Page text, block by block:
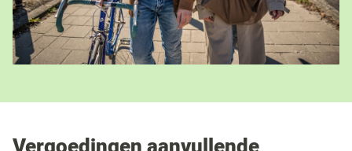
Vergoedingen aanvullende